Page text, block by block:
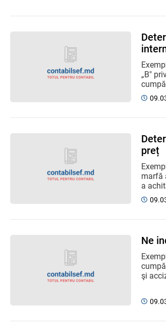
„B"
preț
marfă
a
Ne
şi